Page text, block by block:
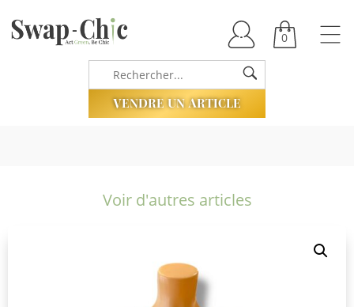
0
VENDRE UN ARTICLE
Voir d'autres articles